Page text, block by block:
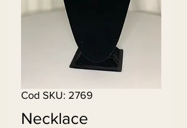
Cod SKU: 2769
Necklace